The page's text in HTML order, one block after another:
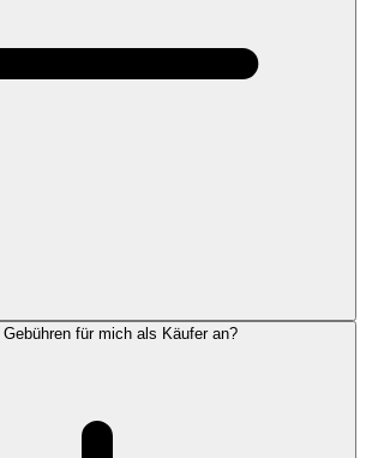
Gebühren für mich als Käufer an?